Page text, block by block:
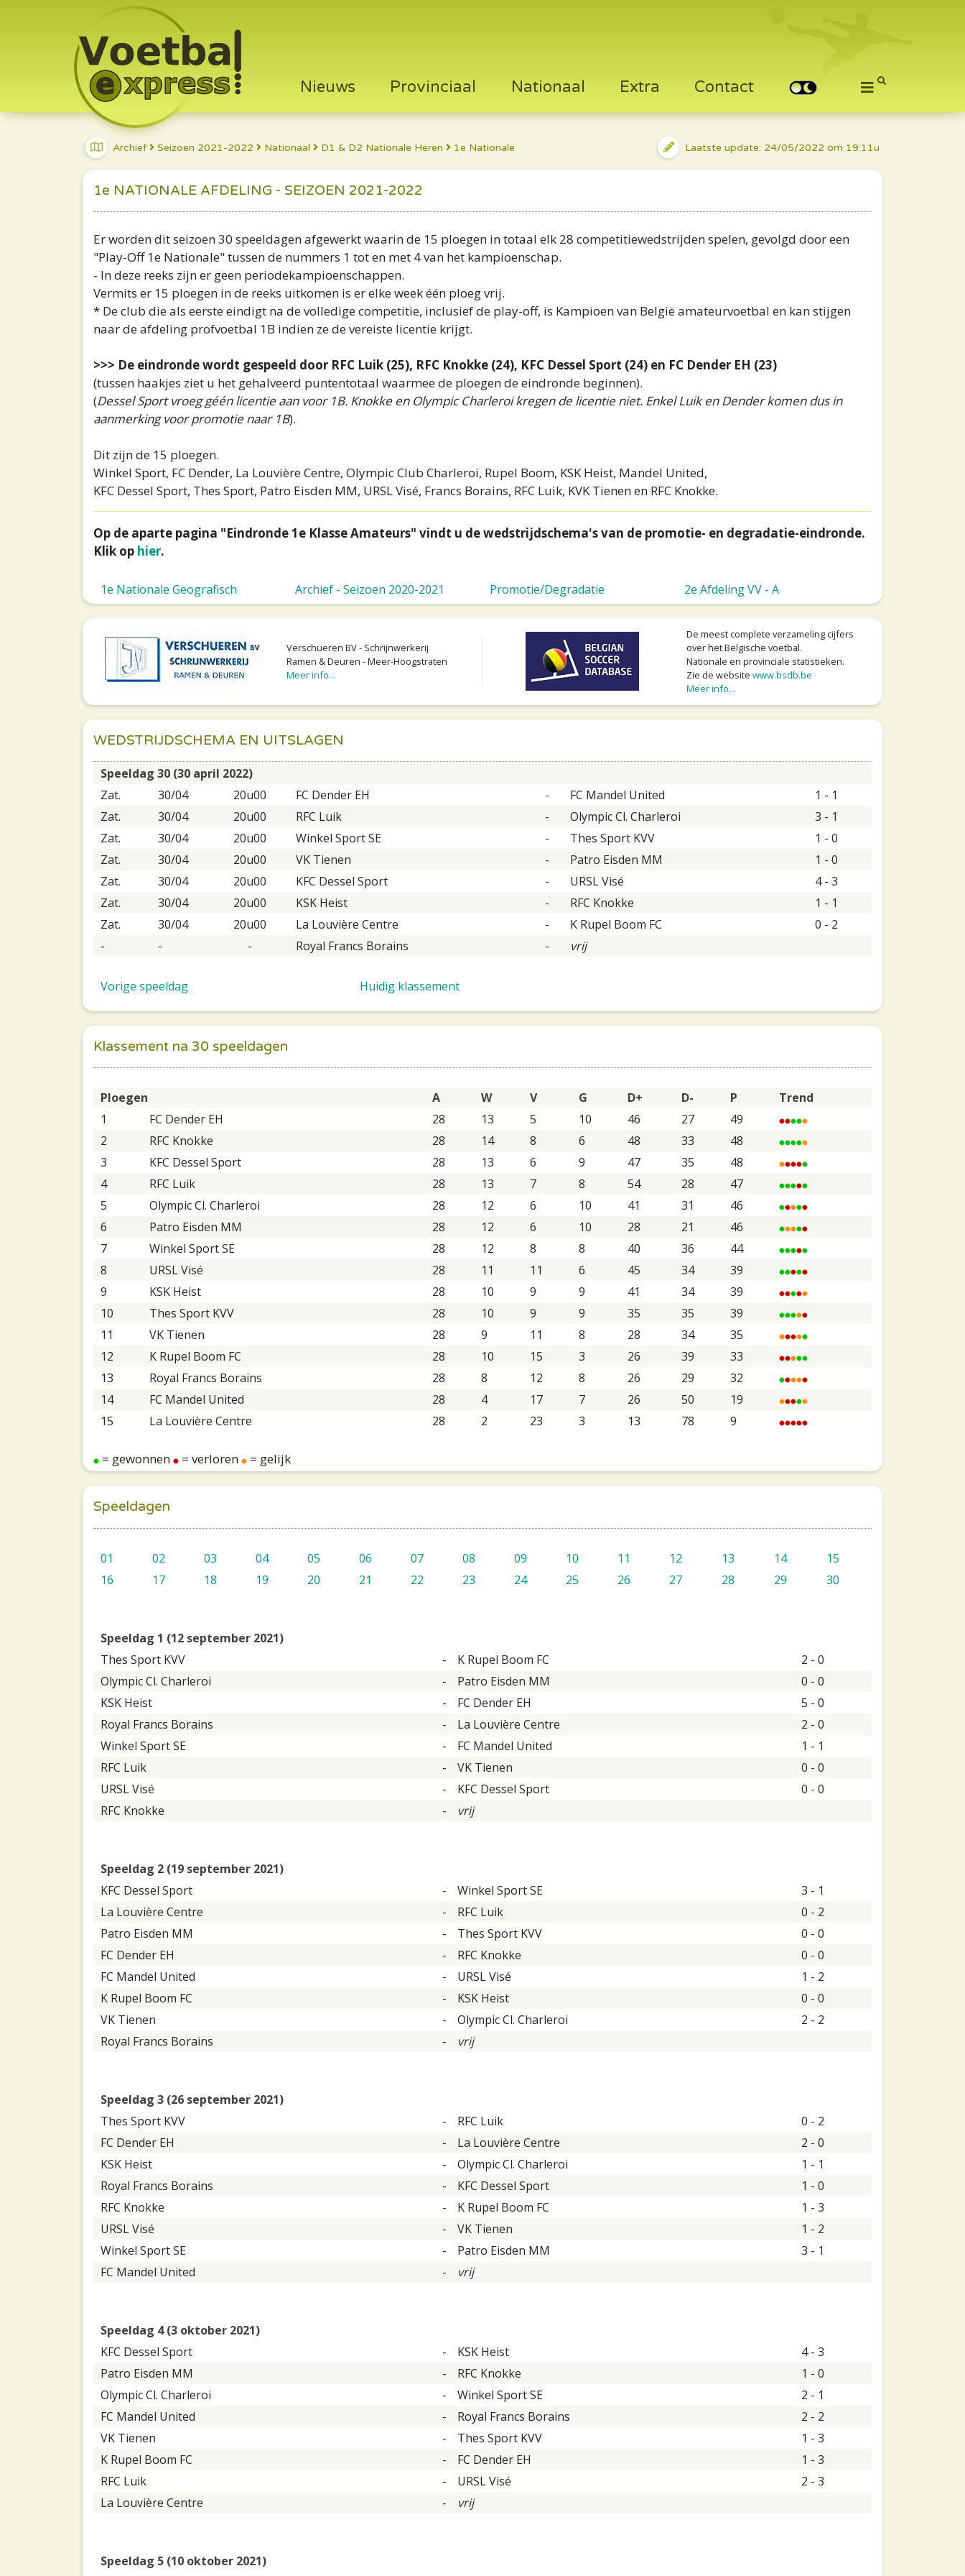
Nieuws Provinciaal Nationaal Extra Contact
Archief Seizoen 2021-2022 Nationaal D1 & D2 Nationale Heren 1e Nationale Laatste update: 24/05/2022 om 19:11u
1e NATIONALE AFDELING - SEIZOEN 2021-2022
Er worden dit seizoen 30 speeldagen afgewerkt waarin de 15 ploegen in totaal elk 28 competitiewedstrijden spelen, gevolgd door een
"Play-Off 1e Nationale" tussen de nummers 1 tot en met 4 van het kampioenschap.
- In deze reeks zijn er geen periodekampioenschappen.
Vermits er 15 ploegen in de reeks uitkomen is er elke week één ploeg vrij.
* De club die als eerste eindigt na de volledige competitie, inclusief de play-off, is Kampioen van België amateurvoetbal en kan stijgen
naar de afdeling profvoetbal 1B indien ze de vereiste licentie krijgt.
>>> De eindronde wordt gespeeld door RFC Luik (25), RFC Knokke (24), KFC Dessel Sport (24) en FC Dender EH (23)
(tussen haakjes ziet u het gehalveerd puntentotaal waarmee de ploegen de eindronde beginnen).
(Dessel Sport vroeg géén licentie aan voor 1B. Knokke en Olympic Charleroi kregen de licentie niet. Enkel Luik en Dender komen dus in
aanmerking voor promotie naar 1B).
Dit zijn de 15 ploegen.
Winkel Sport, FC Dender, La Louvière Centre, Olympic Club Charleroi, Rupel Boom, KSK Heist, Mandel United,
KFC Dessel Sport, Thes Sport, Patro Eisden MM, URSL Visé, Francs Borains, RFC Luik, KVK Tienen en RFC Knokke.
Op de aparte pagina "Eindronde 1e Klasse Amateurs" vindt u de wedstrijdschema's van de promotie- en degradatie-eindronde.
Klik op hier.
1e Nationale Geografisch Archief - Seizoen 2020-2021 Promotie/Degradatie 2e Afdeling VV - A
Verschueren BV - Schrijnwerkerij
Ramen & Deuren - Meer-Hoogstraten
Meer info...
De meest complete verzameling cijfers
over het Belgische voetbal.
Nationale en provinciale statistieken.
Zie de website www.bsdb.be
Meer info...
WEDSTRIJDSCHEMA EN UITSLAGEN
Speeldag 30 (30 april 2022)
Zat.
30/04 20u00 FC Dender EH - FC Mandel United
1 - 1
Zat.
30/04 20u00 RFC Luik - Olympic Cl. Charleroi
3 - 1
Zat.
30/04 20u00 Winkel Sport SE - Thes Sport KVV
1 - 0
Zat.
30/04 20u00 VK Tienen - Patro Eisden MM
1 - 0
Zat.
30/04 20u00 KFC Dessel Sport - URSL Visé
4 - 3
Zat.
30/04 20u00 KSK Heist - RFC Knokke
1 - 1
Zat.
30/04 20u00 La Louvière Centre - K Rupel Boom FC
0 - 2
-
- - Royal Francs Borains - vrij
Vorige speeldag Huidig klassement
Klassement na 30 speeldagen
Ploegen A W V G D+ D- P
Trend
1
FC Dender EH 28 13 5 10 46 27
49
2
RFC Knokke 28 14 8 6 48 33
48
3
KFC Dessel Sport 28 13 6 9 47 35
48
4
RFC Luik 28 13 7 8 54 28
47
5
Olympic Cl. Charleroi 28 12 6 10 41 31
46
6
Patro Eisden MM 28 12 6 10 28 21
46
7
Winkel Sport SE 28 12 8 8 40 36
44
8
URSL Visé 28 11 11 6 45 34
39
9
KSK Heist 28 10 9 9 41 34
39
10
Thes Sport KVV 28 10 9 9 35 35
39
11
VK Tienen 28 9 11 8 28 34
35
12
K Rupel Boom FC 28 10 15 3 26 39
33
13
Royal Francs Borains 28 8 12 8 26 29
32
14
FC Mandel United 28 4 17 7 26 50
19
15
La Louvière Centre 28 2 23 3 13 78 9
= gewonnen = verloren = gelijk
Speeldagen
01 02 03 04 05 06 07 08 09 10 11 12 13 14
15
16
17 18 19 20 21 22 23 24 25 26 27 28 29 30
Speeldag 1 (12 september 2021)
Thes Sport KVV
- K Rupel Boom FC
2 - 0
Olympic Cl. Charleroi
- Patro Eisden MM
0 - 0
KSK Heist
- FC Dender EH
5 - 0
Royal Francs Borains
- La Louvière Centre
2 - 0
Winkel Sport SE
- FC Mandel United
1 - 1
RFC Luik
- VK Tienen
0 - 0
URSL Visé
- KFC Dessel Sport
0 - 0
RFC Knokke
- vrij
Speeldag 2 (19 september 2021)
KFC Dessel Sport
- Winkel Sport SE
3 - 1
La Louvière Centre
- RFC Luik
0 - 2
Patro Eisden MM
- Thes Sport KVV
0 - 0
FC Dender EH
- RFC Knokke
0 - 0
FC Mandel United
- URSL Visé
1 - 2
K Rupel Boom FC
- KSK Heist
0 - 0
VK Tienen
- Olympic Cl. Charleroi
2 - 2
Royal Francs Borains
- vrij
Speeldag 3 (26 september 2021)
Thes Sport KVV
- RFC Luik
0 - 2
FC Dender EH
- La Louvière Centre
2 - 0
KSK Heist
- Olympic Cl. Charleroi
1 - 1
Royal Francs Borains
- KFC Dessel Sport
1 - 0
RFC Knokke
- K Rupel Boom FC
1 - 3
URSL Visé
- VK Tienen
1 - 2
Winkel Sport SE
- Patro Eisden MM
3 - 1
FC Mandel United
- vrij
Speeldag 4 (3 oktober 2021)
KFC Dessel Sport
- KSK Heist
4 - 3
Patro Eisden MM
- RFC Knokke
1 - 0
Olympic Cl. Charleroi
- Winkel Sport SE
2 - 1
FC Mandel United
- Royal Francs Borains
2 - 2
VK Tienen
- Thes Sport KVV
1 - 3
K Rupel Boom FC
- FC Dender EH
1 - 3
RFC Luik
- URSL Visé
2 - 3
La Louvière Centre
- vrij
Speeldag 5 (10 oktober 2021)